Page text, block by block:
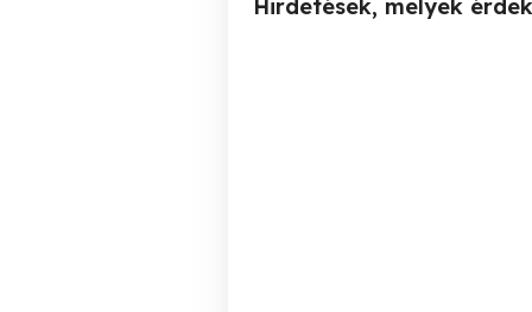
Hirdetések, melyek